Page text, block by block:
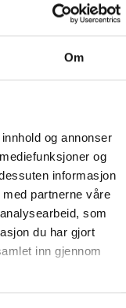
Om
og annonser
og
informasjon
partnerne våre
som
du har gjort
inn gjennom
Chimichurri Rub
kroner:
eller Bring i
eller volumvekt
sendes ikke.
cm